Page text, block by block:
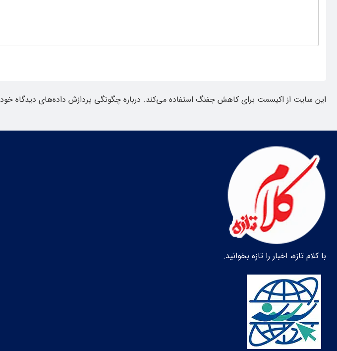
این سایت از اکیسمت برای کاهش جفنگ استفاده می‌کند. درباره چگونگی پردازش داده‌های دیدگاه خود
با کلام تازه، اخبار را تازه بخوانید.